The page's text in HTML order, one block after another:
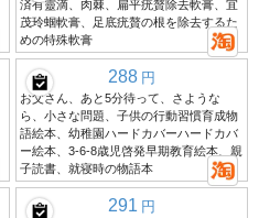
済有靈滴、肉棘、扁平疣贅除去軟膏、宜
茂玲蝈軟膏、足底疣贅の根を除去するた
めの特殊軟膏
288 円
お父さん、あと5分待って、さような
ら、小さな問題、子供の行動習慣育成物
語絵本、幼稚園ハードカバーハードカバ
ー絵本、3-6-8歳児啓発早期教育絵本、親
子読書、就寝時の物語本
291 円